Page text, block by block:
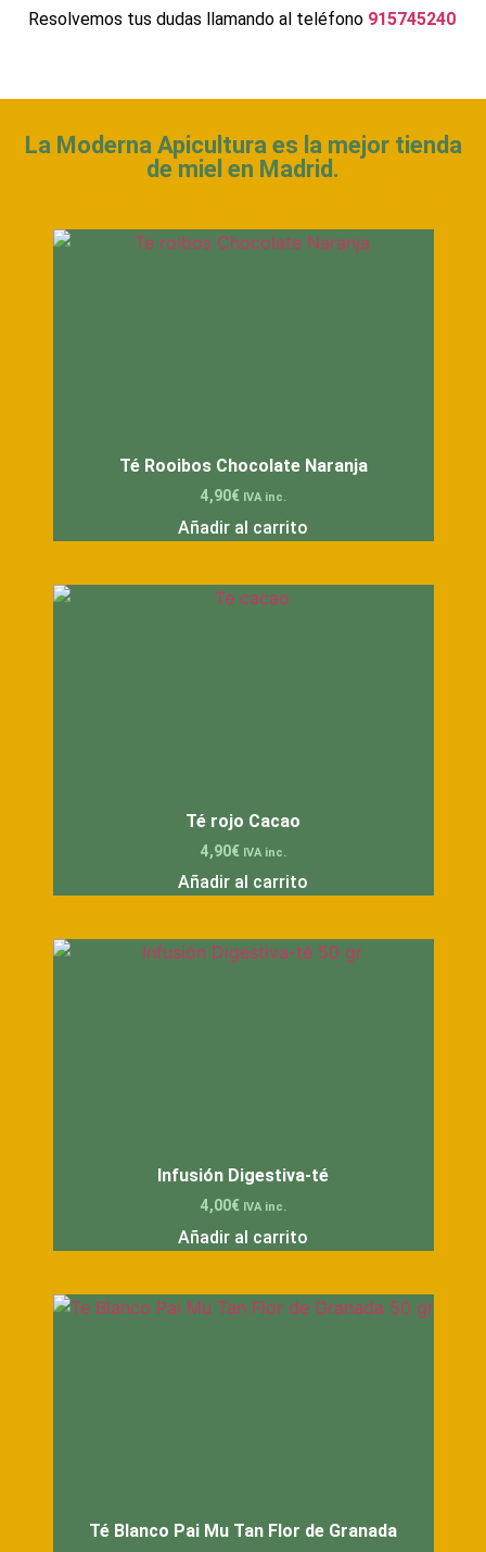
Resolvemos tus dudas llamando al teléfono 915745240
La Moderna Apicultura es la mejor tienda
de miel en Madrid.
Té Rooibos Chocolate Naranja
4,90€ IVA inc.
Añadir al carrito
Té rojo Cacao
4,90€ IVA inc.
Añadir al carrito
Infusión Digestiva-té
4,00€ IVA inc.
Añadir al carrito
Té Blanco Pai Mu Tan Flor de Granada